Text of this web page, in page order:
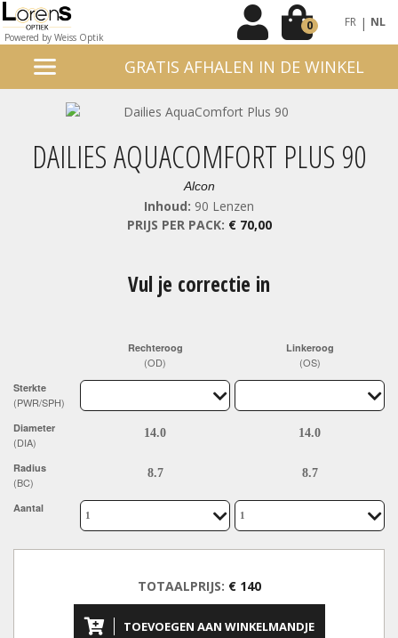
Powered by Weiss Optik
0 FR | NL
GRATIS AFHALEN IN DE WINKEL
DAILIES AQUACOMFORT PLUS 90
Alcon
Inhoud: 90 Lenzen
PRIJS PER PACK: € 70,00
Vul je correctie in
Sterkte
(PWR/SPH)
Diameter
(DIA)
Radius
(BC)
Aantal
Rechteroog
(OD)
Linkeroog
(OS)
TOTAALPRIJS: € 140
TOEVOEGEN AAN WINKELMANDJE